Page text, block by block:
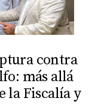
contra
más allá
la Fiscalía y